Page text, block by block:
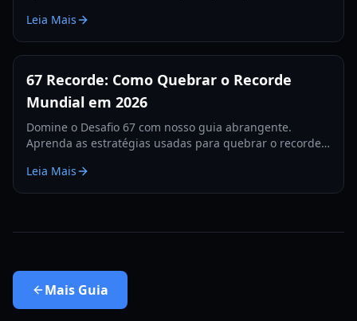
classificação.
Leia Mais
67 Recorde: Como Quebrar o Recorde
Mundial em 2026
Domine o Desafio 67 com nosso guia abrangente.
Aprenda as estratégias usadas para quebrar o recorde
Leia Mais
Mais Guia